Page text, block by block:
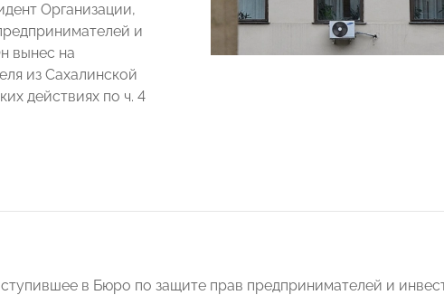
Организации,
и
вынес на
из Сахалинской
действиях по ч. 4
в Бюро по защите прав предпринимателей и